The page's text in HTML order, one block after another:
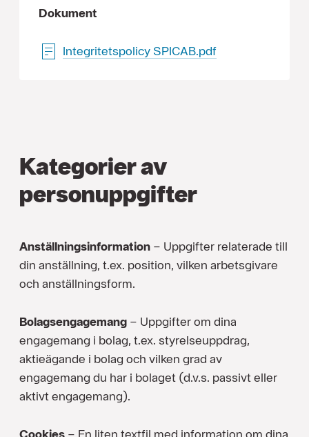
Dokument
Integritetspolicy SPICAB.pdf
Kategorier av
personuppgifter
Anställningsinformation – Uppgifter relaterade till
din anställning, t.ex. position, vilken arbetsgivare
och anställningsform.
Bolagsengagemang – Uppgifter om dina
engagemang i bolag, t.ex. styrelseuppdrag,
aktieägande i bolag och vilken grad av
engagemang du har i bolaget (d.v.s. passivt eller
aktivt engagemang).